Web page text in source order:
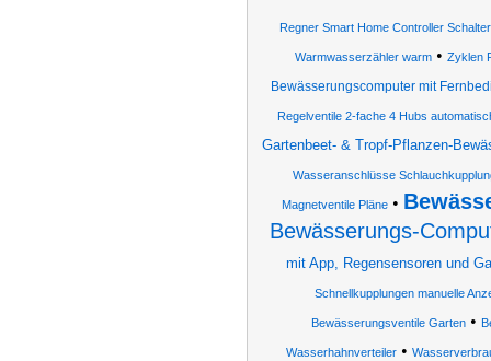
Regner Smart Home Controller
Warmwasserzähler warm • Zyklen
Bewässerungscomputer mit
Regelventile 2-fache 4 Hubs
Gartenbeet- & Tropf-Pflanzen-
Wasseranschlüsse
Magnetventile Pläne •
Bewässerungs-
mit App, Regensensoren und
Schnellkupplungen manuelle
Bewässerungsventile Garten •
Wasserhahnverteiler•